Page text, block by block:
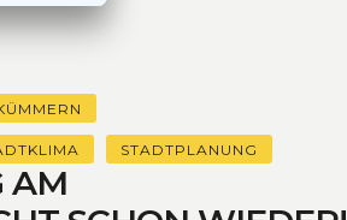
STADTPLANUNG
AM